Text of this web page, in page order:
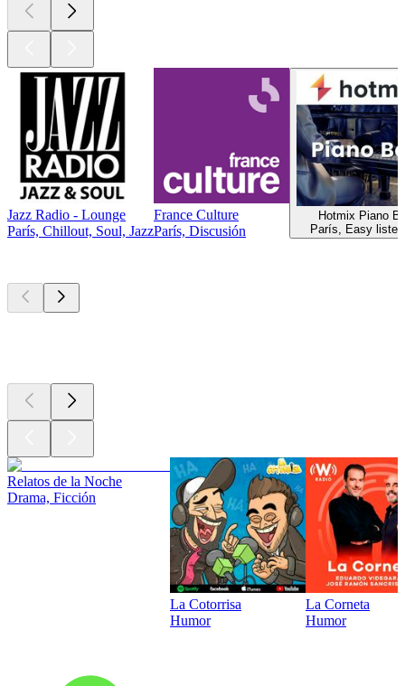
Jazz Radio - Lounge
París, Chillout, Soul, Jazz
France Culture
París, Discusión
Hotmix Piano
París, Easy
Relatos de la Noche
Drama, Ficción
La Cotorrisa
Humor
La Corneta
Humor